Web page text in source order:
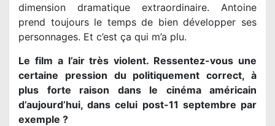
dimension dramatique extraordinaire. Antoine
prend toujours le temps de bien développer ses
personnages. Et c’est ça qui m’a plu.
Le film a l’air très violent. Ressentez-vous une
certaine pression du politiquement correct, à
plus forte raison dans le cinéma américain
d’aujourd’hui, dans celui post-11 septembre par
exemple ?